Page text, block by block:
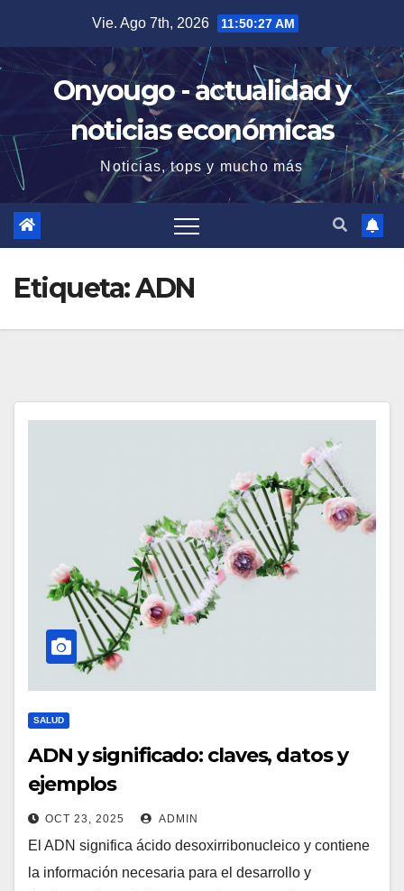
contenido
Vie. Ago 7th, 2026 11:50:27 AM
Onyougo - actualidad y
noticias económicas
Noticias, tops y mucho más
Etiqueta:ADN
SALUD
ADN y significado: claves, datos y
ejemplos
OCT 23, 2025 ADMIN
El ADN significa ácido desoxirribonucleico y contiene
la información necesaria para el desarrollo y